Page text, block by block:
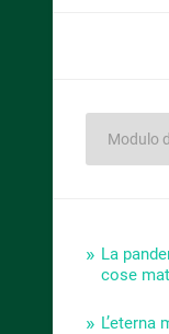
La
cose